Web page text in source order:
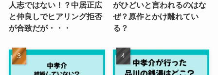
人志ではない！？中居正広
と仲良しでヒアリング拒否
が合致だが・・・
がひどいと言われるのはな
ぜ？原作とかけ離れてい
る？